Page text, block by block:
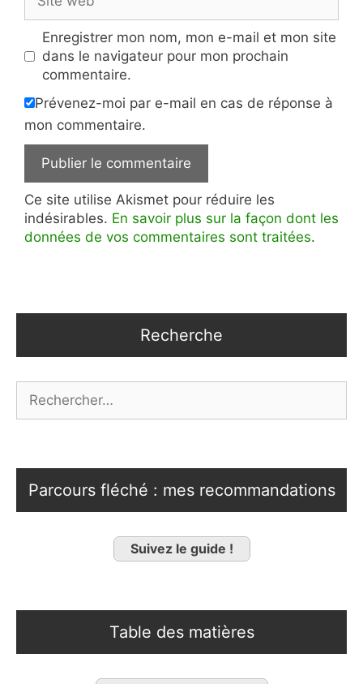
web
Enregistrer mon nom, mon e-mail et mon site
dans le navigateur pour mon prochain
commentaire.
Prévenez-moi par e-mail en cas de réponse à
mon commentaire.
Ce site utilise Akismet pour réduire les
indésirables. En savoir plus sur la façon dont les
données de vos commentaires sont traitées.
Recherche
Parcours fléché : mes recommandations
Suivez le guide !
Table des matières